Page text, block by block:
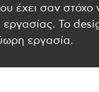
έχει σαν στόχο
εργασίας. Το
εργασία.